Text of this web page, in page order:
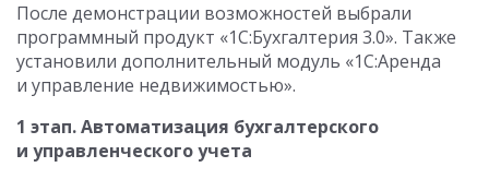
После демонстрации возможностей выбрали
программный продукт «1С:Бухгалтерия 3.0». Также
установили дополнительный модуль «1С:Аренда
и управление недвижимостью».
1 этап. Автоматизация бухгалтерского
и управленческого учета